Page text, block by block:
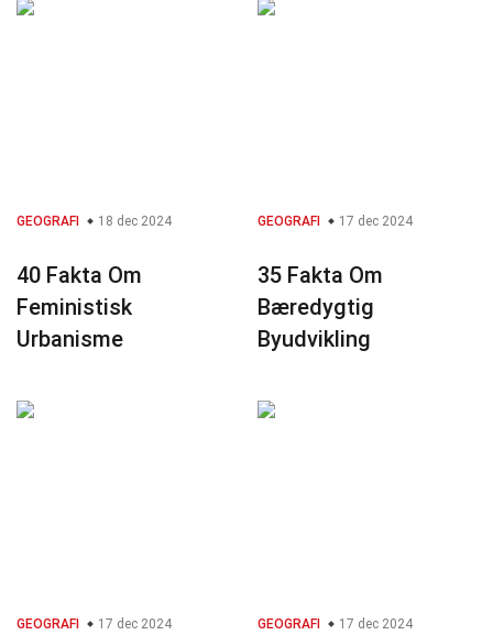
GEOGRAFI 18 dec 2024
40 Fakta Om
Feministisk
Urbanisme
GEOGRAFI 17 dec 2024
35 Fakta Om
Bæredygtig
Byudvikling
GEOGRAFI 17 dec 2024 GEOGRAFI 17 dec 2024